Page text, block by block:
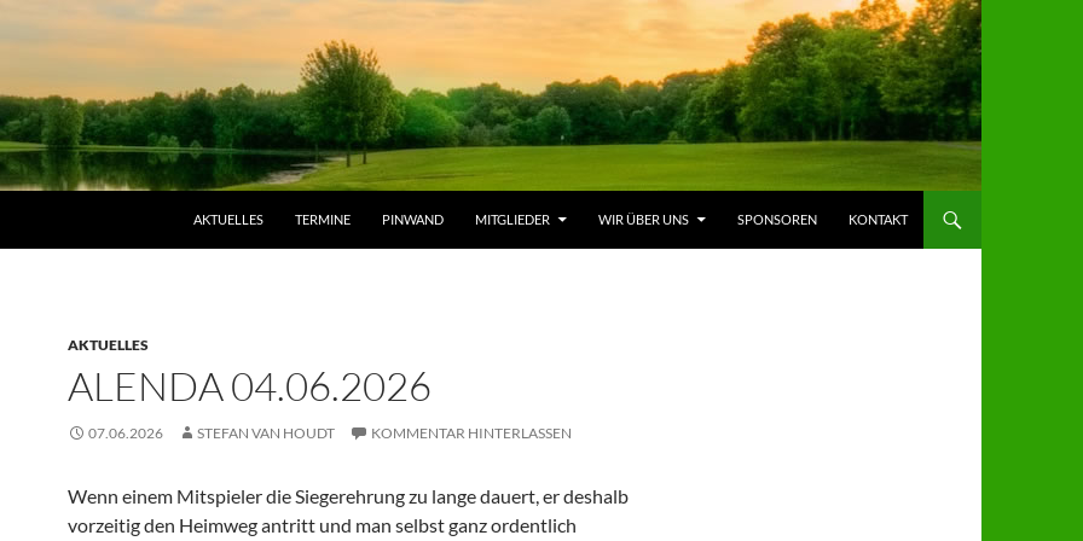
AKTUELLES TERMINE PINWAND MITGLIEDER WIR ÜBER UNS SPONSOREN KONTAKT
AKTUELLES
ALENDA 04.06.2026
07.06.2026 STEFAN VAN HOUDT KOMMENTAR HINTERLASSEN
Wenn einem Mitspieler die Siegerehrung zu lange dauert, er deshalb
vorzeitig den Heimweg antritt und man selbst ganz ordentlich